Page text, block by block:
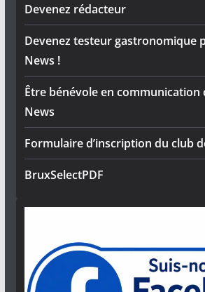
Devenez rédacteur
Devenez testeur gastronomique
News !
Être bénévole en communication
News
Formulaire d’inscription du club
BruxSelectPDF